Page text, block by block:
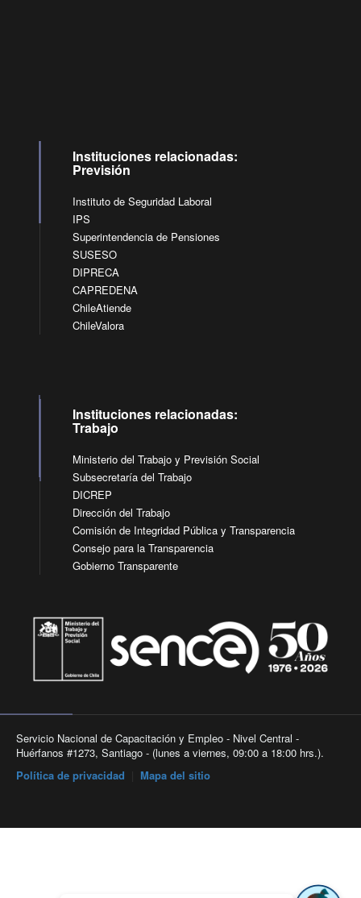
Instituciones relacionadas:
Previsión
Instituto de Seguridad Laboral
IPS
Superintendencia de Pensiones
SUSESO
DIPRECA
CAPREDENA
ChileAtiende
ChileValora
Instituciones relacionadas:
Trabajo
Ministerio del Trabajo y Previsión Social
Subsecretaría del Trabajo
DICREP
Dirección del Trabajo
Comisión de Integridad Pública y Transparencia
Consejo para la Transparencia
Gobierno Transparente
Servicio Nacional de Capacitación y Empleo - Nivel Central -
Huérfanos #1273, Santiago - (lunes a viernes, 09:00 a 18:00 hrs.).
Política de privacidad
Mapa del sitio